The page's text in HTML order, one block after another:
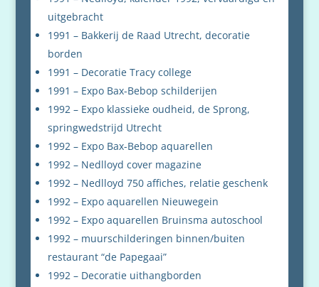
uitgebracht
1991 – Bakkerij de Raad Utrecht, decoratie
borden
1991 – Decoratie Tracy college
1991 – Expo Bax-Bebop schilderijen
1992 – Expo klassieke oudheid, de Sprong,
springwedstrijd Utrecht
1992 – Expo Bax-Bebop aquarellen
1992 – Nedlloyd cover magazine
1992 – Nedlloyd 750 affiches, relatie geschenk
1992 – Expo aquarellen Nieuwegein
1992 – Expo aquarellen Bruinsma autoschool
1992 – muurschilderingen binnen/buiten
restaurant “de Papegaai”
1992 – Decoratie uithangborden